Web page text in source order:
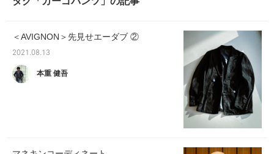
＜AVIGNON＞先見せエーダブ ②
2021.08.13
本重 健吾